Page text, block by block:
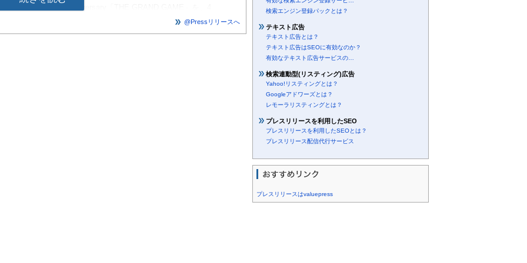
THANKS! 10th Anniversary「THE GRAND GAME」を、4
）」の本質は、「相互作用（インタラクション）」とも言わ
@Pressリリースへ
検索エンジン登録パックとは？
テキスト広告
テキスト広告とは？
テキスト広告はSEOに有効なのか？
有効なテキスト広告サービスの…
検索連動型(リスティング)広告
Yahoo!リスティングとは？
Googleアドワーズとは？
レモーラリスティングとは？
プレスリリースを利用したSEO
プレスリリースを利用したSEOとは？
プレスリリース配信代行サービス
プレスリリースはvaluepress